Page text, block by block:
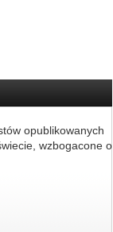
opublikowanych
wzbogacone o